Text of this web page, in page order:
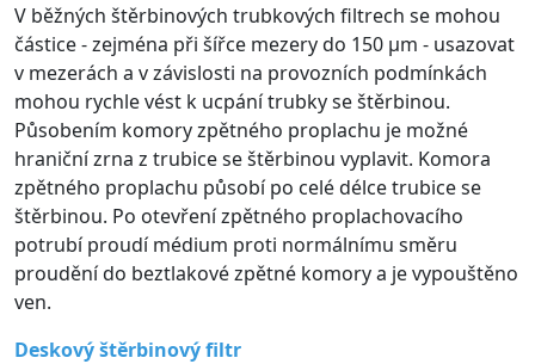
V běžných štěrbinových trubkových filtrech se mohou
částice - zejména při šířce mezery do 150 μm - usazovat
v mezerách a v závislosti na provozních podmínkách
mohou rychle vést k ucpání trubky se štěrbinou.
Působením komory zpětného proplachu je možné
hraniční zrna z trubice se štěrbinou vyplavit. Komora
zpětného proplachu působí po celé délce trubice se
štěrbinou. Po otevření zpětného proplachovacího
potrubí proudí médium proti normálnímu směru
proudění do beztlakové zpětné komory a je vypouštěno
ven.
Deskový štěrbinový filtr